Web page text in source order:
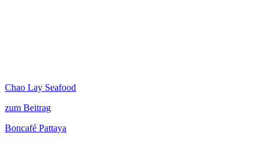
Chao Lay Seafood
zum Beitrag
Boncafé Pattaya